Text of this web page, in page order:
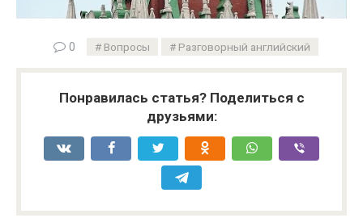
0 Вопросы Разговорный английский
Понравилась статья? Поделиться с
друзьями: